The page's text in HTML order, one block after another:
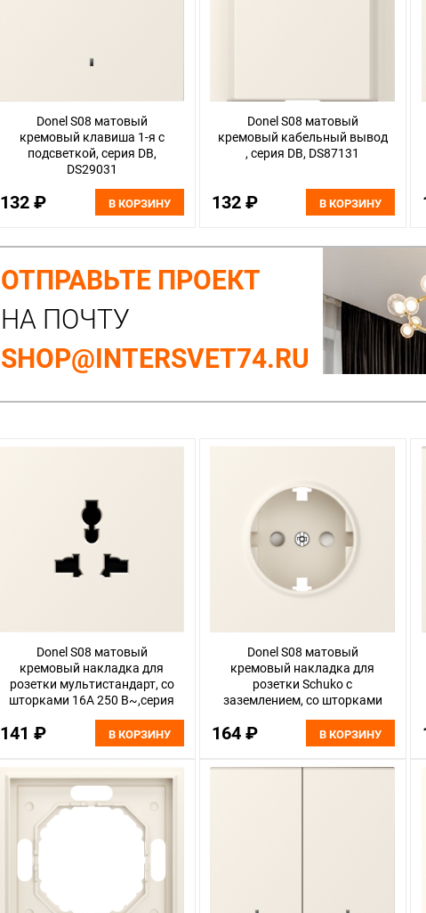
Donel S08 матовый
кремовый клавиша 1-я с
подсветкой, серия DB,
DS29031
132 ₽ В КОРЗИНУ
Donel S08 матовый
кремовый кабельный вывод
, серия DB, DS87131
132 ₽ В КОРЗИНУ
ОТПРАВЬТЕ ПРОЕКТ
НА ПОЧТУ
SHOP@INTERSVET74.RU
Donel S08 матовый
кремовый накладка для
розетки мультистандарт, со
шторками 16A 250 В~,серия
141 ₽ В КОРЗИНУ
Donel S08 матовый
кремовый накладка для
розетки Schuko с
заземлением, со шторками
164 ₽ В КОРЗИНУ